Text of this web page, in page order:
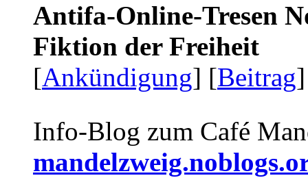
Antifa-Online-Tresen
Fiktion der Freiheit
[Ankündigung] [Beitrag
Info-Blog zum Café